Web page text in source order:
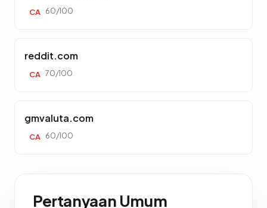
CA 60/100
reddit.com
CA 70/100
gmvaluta.com
CA 60/100
Pertanyaan Umum